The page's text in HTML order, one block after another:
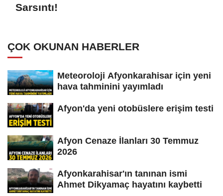
Sarsıntı!
ÇOK OKUNAN HABERLER
Meteoroloji Afyonkarahisar için yeni
hava tahminini yayımladı
Afyon'da yeni otobüslere erişim testi
Afyon Cenaze İlanları 30 Temmuz
2026
Afyonkarahisar'ın tanınan ismi
Ahmet Dikyamaç hayatını kaybetti